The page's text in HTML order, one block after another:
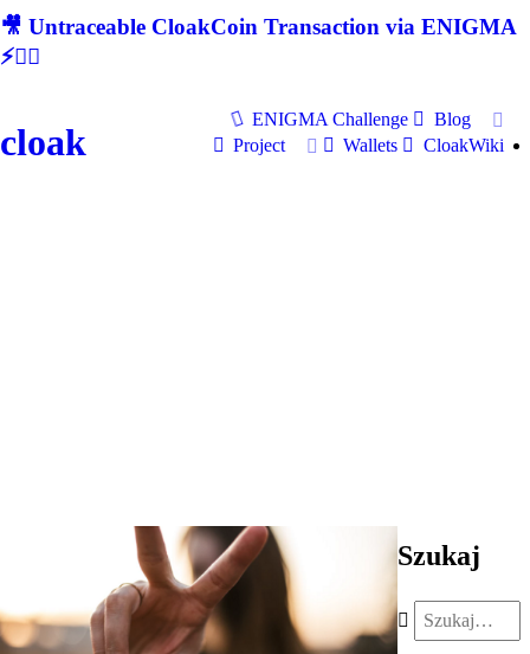
🎥 Untraceable CloakCoin Transaction via ENIGMA
⚡🕵‍♂
cloak
ENIGMA Challenge
Blog
Project
Wallets CloakWiki
Szukaj